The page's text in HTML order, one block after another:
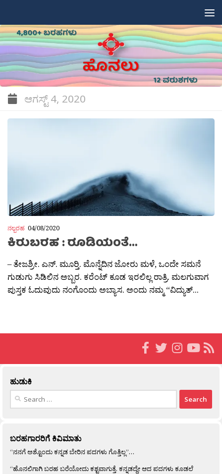
ಆಗಸ್ಟ್ 4, 2020
ನಲ್ಬರಹ 04/08/2020
ಕಿರುಬರಹ : ರೂಡಿಯಂತೆ…
– ತೇಜಶ್ರೀ. ಎನ್. ಮೂರ‍್ತಿ. ಮೊನ್ನೆದಿನ ಜೋರು ಮಳೆ, ಒಂದೇ ಸಮನೆ
ಗುಡುಗು ಸಿಡಿಲಿನ ಅಬ್ಬರ. ಕರೆಂಟ್ ಕೂಡ ಇರಲಿಲ್ಲ ರಾತ್ರಿ. ಮಲಗುವಾಗ
ಪುಸ್ತಕ ಓದುವುದು ನಂಗೊಂದು ಅಬ್ಯಾಸ. ಅಂದು ನಮ್ಮ “ವಿದ್ಯುತ್...
ಹುಡುಕಿ
Search
ಬರಹಗಾರರಿಗೆ ಕಿವಿಮಾತು
“ನನಗೆ ಅಶ್ಟೊಂದು ಕನ್ನಡ ಬೇರಿನ ಪದಗಳು ಗೊತ್ತಿಲ್ಲ”…
“ಹೊನಲಿಗಾಗಿ ಬರಹ ಬರೆಯೋದು ಕಶ್ಟವಾಗುತ್ತೆ. ಕನ್ನಡದ್ದೇ ಆದ ಪದಗಳು ಕೂಡಲೆ